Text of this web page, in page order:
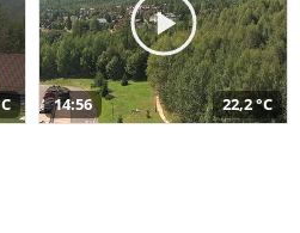
14:56 22,2 °C